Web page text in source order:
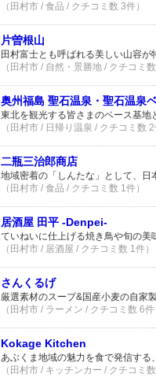
（田村市 / 食品 / クチコミ数 3件）
片曽根山
田村富士とも呼ばれる美しい山容が
（田村市 / 自然・景勝地 / クチコミ数
奥州福島 聖石温泉・聖石温泉
東北を観光する皆さまのベース基地
（田村市 / 日帰り温泉 / クチコミ数 2
二瓶三治郎商店
地域密着の「しんたな」として、日
（田村市 / 食品 / クチコミ数 1件）
居酒屋 田平 -Denpei-
ていねいに仕上げる焼き鳥や旬の美
（田村市 / 居酒屋 / クチコミ数 1件）
さんくるげ
厳選素材のスープ&国産小麦の自家
（田村市 / ラーメン / クチコミ数 6件
Kokage Kitchen
あぶくま地域の魅力を食で発信する
（田村市 / キッチンカー / クチコミ数